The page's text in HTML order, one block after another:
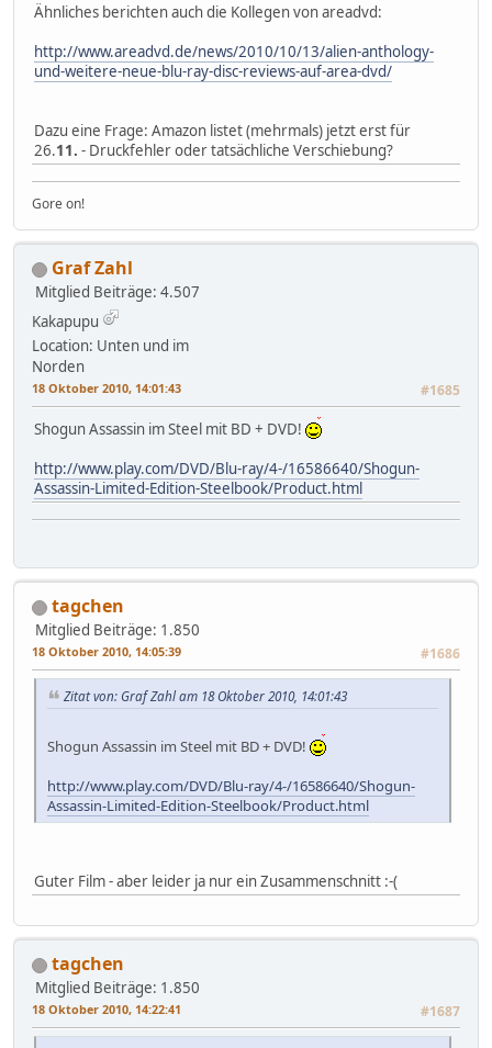
Ähnliches berichten auch die Kollegen von areadvd:
http://www.areadvd.de/news/2010/10/13/alien-anthology-
und-weitere-neue-blu-ray-disc-reviews-auf-area-dvd/
Dazu eine Frage: Amazon listet (mehrmals) jetzt erst für
26.11. - Druckfehler oder tatsächliche Verschiebung?
Gore on!
Graf Zahl
Mitglied Beiträge: 4.507
Kakapupu
Location: Unten und im
Norden
18 Oktober 2010, 14:01:43 #1685
Shogun Assassin im Steel mit BD + DVD!
http://www.play.com/DVD/Blu-ray/4-/16586640/Shogun-
Assassin-Limited-Edition-Steelbook/Product.html
tagchen
Mitglied Beiträge: 1.850
18 Oktober 2010, 14:05:39 #1686
Zitat von: Graf Zahl am 18 Oktober 2010, 14:01:43
Shogun Assassin im Steel mit BD + DVD!
http://www.play.com/DVD/Blu-ray/4-/16586640/Shogun-
Assassin-Limited-Edition-Steelbook/Product.html
Guter Film - aber leider ja nur ein Zusammenschnitt :-(
tagchen
Mitglied Beiträge: 1.850
18 Oktober 2010, 14:22:41 #1687